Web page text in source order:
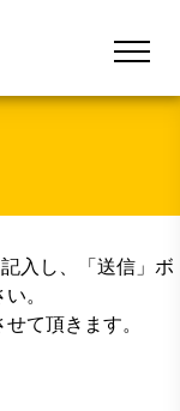
入し、「送信」ボ
。
て頂きます。